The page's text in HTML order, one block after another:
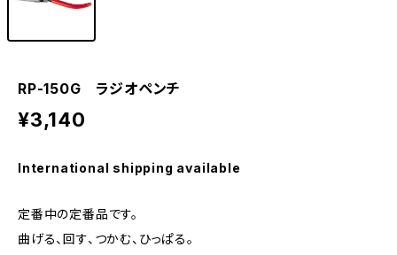
RP-150G ラジオペンチ
¥3,140
International shipping available
定番中の定番品です。
曲げる、回す、つかむ、ひっぱる。